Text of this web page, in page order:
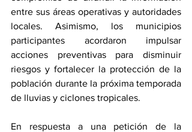
entre sus áreas operativas y autoridades
locales. Asimismo, los municipios
participantes acordaron impulsar
acciones preventivas para disminuir
riesgos y fortalecer la protección de la
población durante la próxima temporada
de lluvias y ciclones tropicales.
En respuesta a una petición de la